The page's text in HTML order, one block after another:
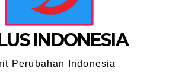
INDONESIA
Perubahan Indonesia